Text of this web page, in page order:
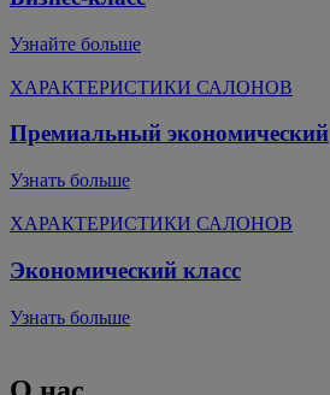
Узнайте больше
ХАРАКТЕРИСТИКИ САЛОНОВ
Премиальный экономический
Узнать больше
ХАРАКТЕРИСТИКИ САЛОНОВ
Экономический класс
Узнать больше